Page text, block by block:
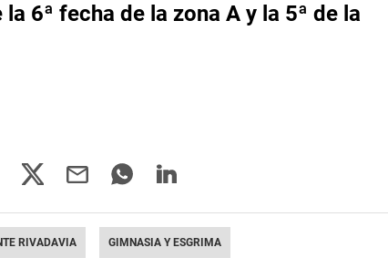
6ª fecha de la zona A y la 5ª de la
RIVADAVIA GIMNASIA Y ESGRIMA